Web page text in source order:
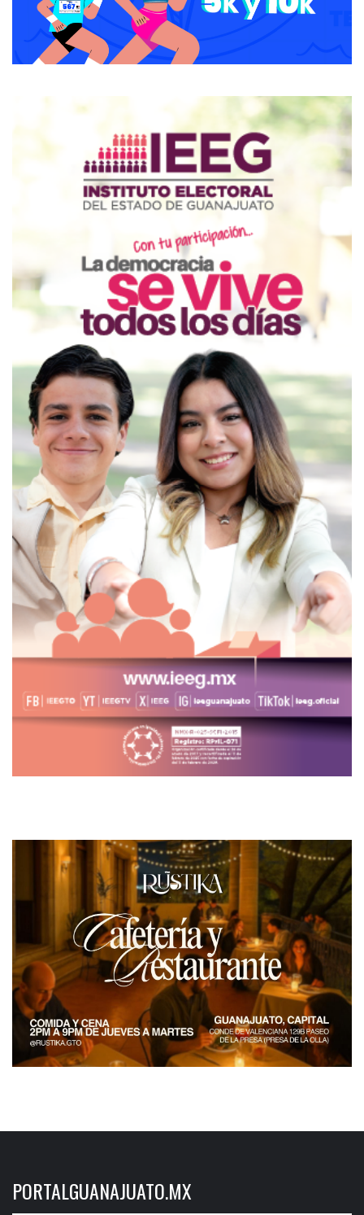
PORTALGUANAJUATO.MX